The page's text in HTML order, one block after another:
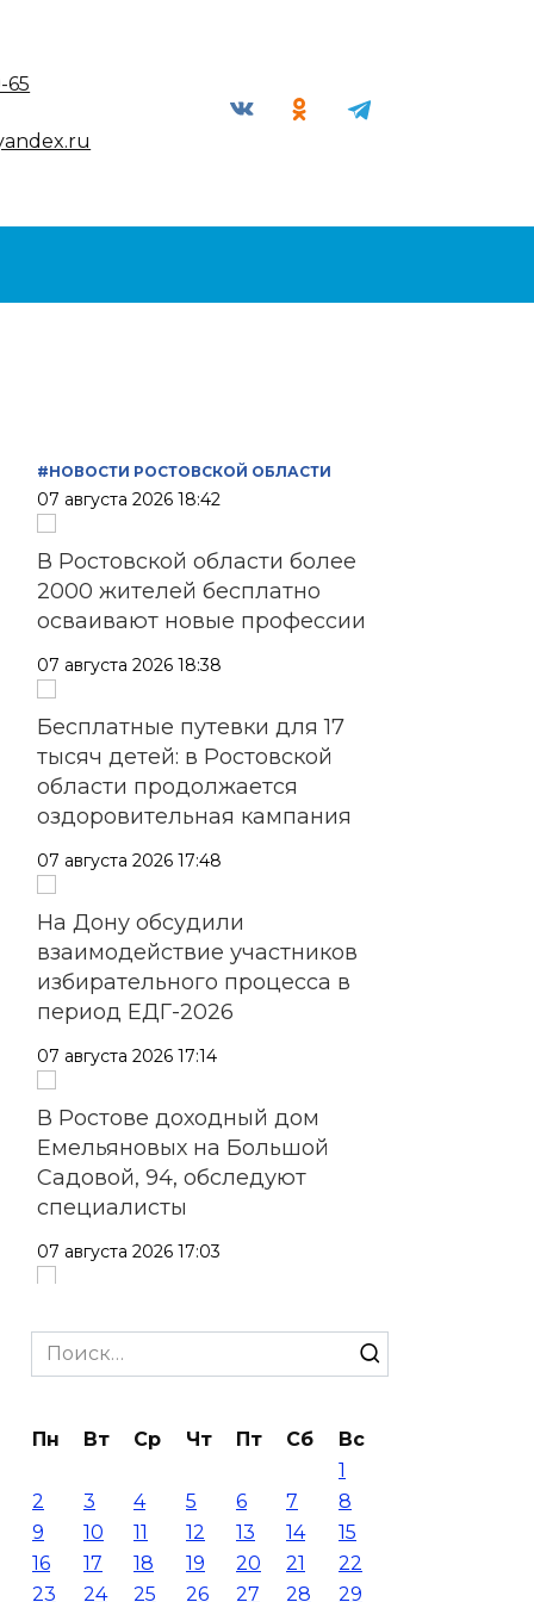
65
#НОВОСТИ РОСТОВСКОЙ ОБЛАСТИ
07 августа 2026 18:42
В Ростовской области более
2000 жителей бесплатно
осваивают новые профессии
07 августа 2026 18:38
Бесплатные путевки для 17
тысяч детей: в Ростовской
области продолжается
оздоровительная кампания
07 августа 2026 17:48
На Дону обсудили
взаимодействие участников
избирательного процесса в
период ЕДГ-2026
07 августа 2026 17:14
В Ростове доходный дом
Емельяновых на Большой
Садовой, 94, обследуют
специалисты
07 августа 2026 17:03
объяснил, почему
ростовчанам тяжело
07 августа 2026 16:30
ВСЕ КАК ЕСТЬ. Исчезающая
Украина. Страна вдов и
сирот...
Search
for:
Пн Вт Ср Чт Пт Сб
Вс
1
2
3 4 5 6 7
8
9
10 11 12 13 14
15
16
17 18 19 20 21
22
23
24 25 26 27 28
29